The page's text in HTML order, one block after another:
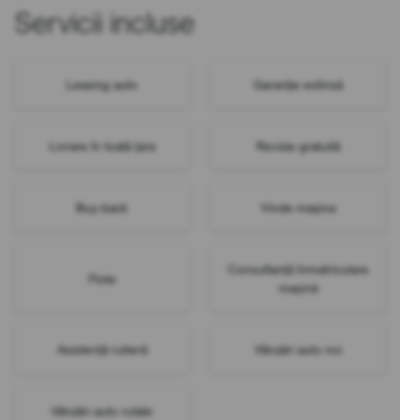
Servicii incluse
Leasing auto Garanție extinsă
Livrare în toată țara Revizie gratuită
Buy-back Vinde mașina
Flote
Consultanță înmatriculare
mașină
Asistență rutieră Vânzări auto noi
Vânzări auto rulate